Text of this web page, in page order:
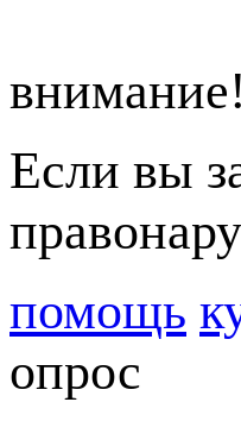
Если вы
помощь
опрос